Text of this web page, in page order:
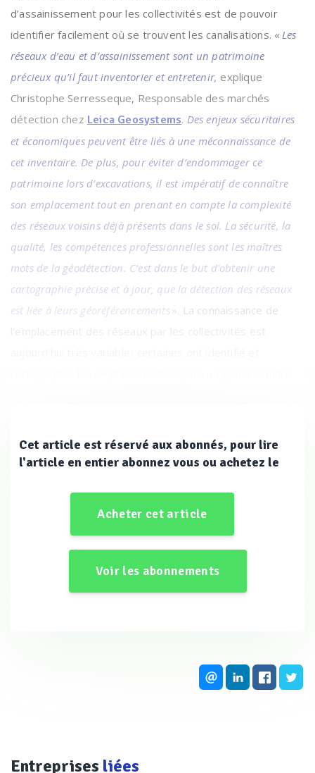
d’assainissement pour les collectivités est de pouvoir
identifier facilement où se trouvent les canalisations. « Les
réseaux d’eau et d’assainissement sont un patrimoine
précieux qu’il faut inventorier et entretenir, explique
Christophe Serresseque, Responsable des marchés
détection chez Leica Geosystems. Des enjeux sécuritaires
et économiques peuvent être liés à une méconnaissance de
cet inventaire. De plus, pour éviter d’endommager ce
patrimoine lors d’excavations, il est impératif de connaître
son emplacement tout en prenant en compte la complexité
des réseaux voisins déjà présents dans le sol. La sécurité, la
qualité, les compétences professionnelles sont les maîtres
mots de la géodétection. C’est dans le but d’obtenir une
cartographie précise et à jour, que la détection des réseaux
est liée à leurs géoréférencements ». La connaissance de
collectivités font le constat d’un déficit de connaissance
des réseaux d’eau et d’assainissement, si l’on en croit la
Cet article est réservé aux abonnés, pour lire
l'article en entier abonnez vous ou achetez le
Acheter cet article
Voir les abonnements
Entreprises liées